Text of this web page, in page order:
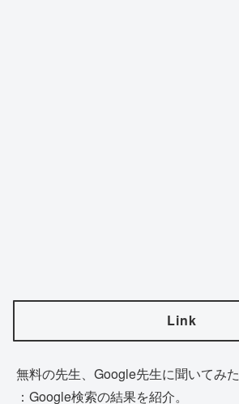
Link
無料の先生、Google先生に聞いてみた
：Google検索の結果を紹介。